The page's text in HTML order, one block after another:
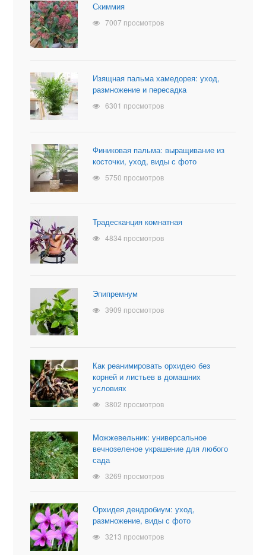
Скиммия
7007 просмотров
Изящная пальма хамедорея: уход,
размножение и пересадка
6301 просмотров
Финиковая пальма: выращивание из
косточки, уход, виды с фото
5750 просмотров
Традесканция комнатная
4834 просмотров
Эпипремнум
3909 просмотров
Как реанимировать орхидею без
корней и листьев в домашних
условиях
3802 просмотров
Можжевельник: универсальное
вечнозеленое украшение для любого
сада
3269 просмотров
Орхидея дендробиум: уход,
размножение, виды с фото
3213 просмотров